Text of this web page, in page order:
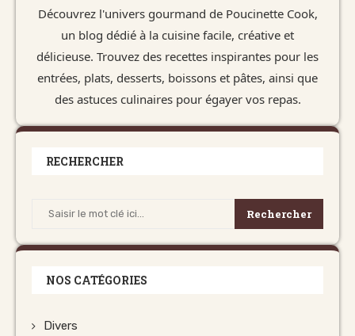
Découvrez l'univers gourmand de Poucinette Cook,
un blog dédié à la cuisine facile, créative et
délicieuse. Trouvez des recettes inspirantes pour les
entrées, plats, desserts, boissons et pâtes, ainsi que
des astuces culinaires pour égayer vos repas.
RECHERCHER
Rechercher
NOS CATÉGORIES
Divers